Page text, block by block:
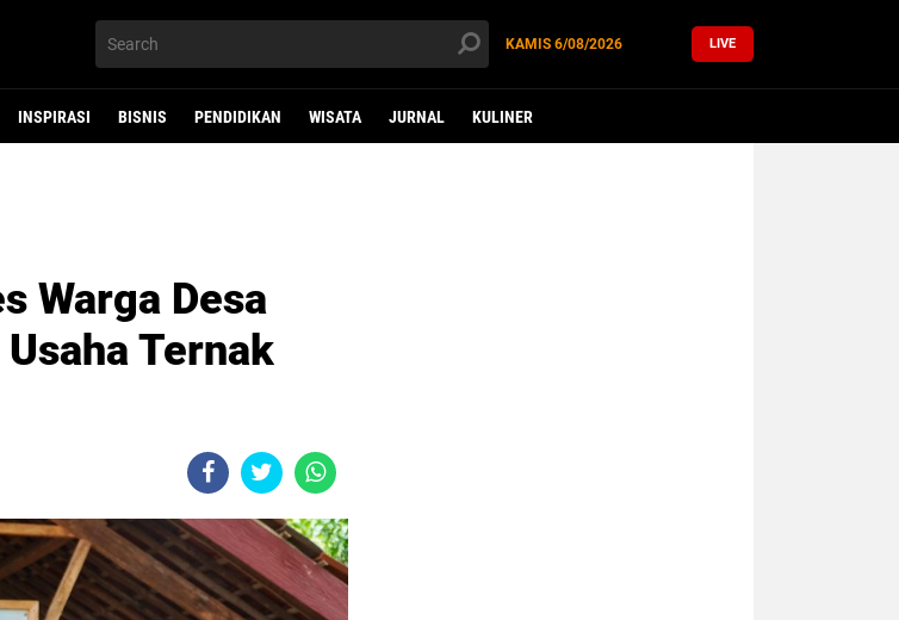
KAMIS 6/08/2026 LIVE
INSPIRASI BISNIS PENDIDIKAN WISATA JURNAL KULINER
Warga Desa
Ternak